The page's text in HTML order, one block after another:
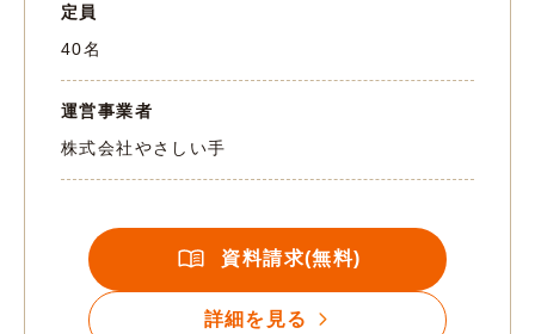
定員
40名
運営事業者
株式会社やさしい手
資料請求(無料)
詳細を見る